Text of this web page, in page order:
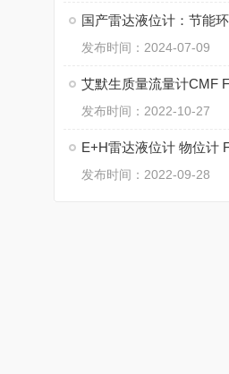
发布时间：2024-07-09
艾默生质量流量计CMF
发布时间：2022-10-27
E+H雷达液位计 物位计
发布时间：2022-09-28